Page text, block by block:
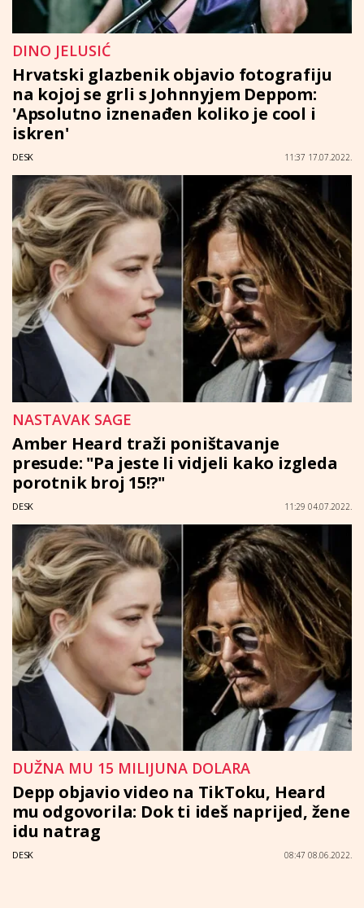
DINO JELUSIĆ
Hrvatski glazbenik objavio fotografiju
na kojoj se grli s Johnnyjem Deppom:
'Apsolutno iznenađen koliko je cool i
iskren'
DESK 11:37 17.07.2022.
NASTAVAK SAGE
Amber Heard traži poništavanje
presude: "Pa jeste li vidjeli kako izgleda
porotnik broj 15!?"
DESK 11:29 04.07.2022.
DUŽNA MU 15 MILIJUNA DOLARA
Depp objavio video na TikToku, Heard
mu odgovorila: Dok ti ideš naprijed, žene
idu natrag
DESK 08:47 08.06.2022.